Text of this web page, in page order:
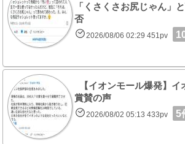
「くさくさお尻じゃん」
否
2026/08/06 02:29 451pv
【イオンモール爆発】イ
賞賛の声
2026/08/02 05:13 433pv 5